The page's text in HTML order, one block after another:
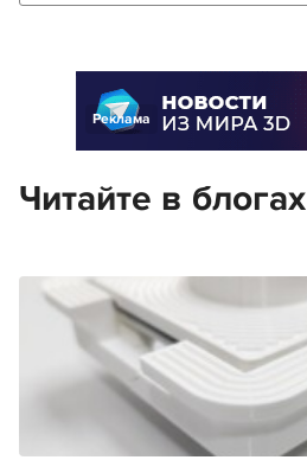
Реклама
Читайте в блогах